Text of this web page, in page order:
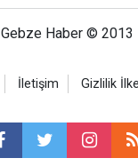
Gebze Haber © 2013
İletişim Gizlilik